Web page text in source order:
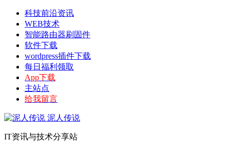
科技前沿资讯
WEB技术
智能路由器刷固件
软件下载
wordpress插件下载
每日福利领取
App下载
主站点
给我留言
泥人传说
IT资讯与技术分享站